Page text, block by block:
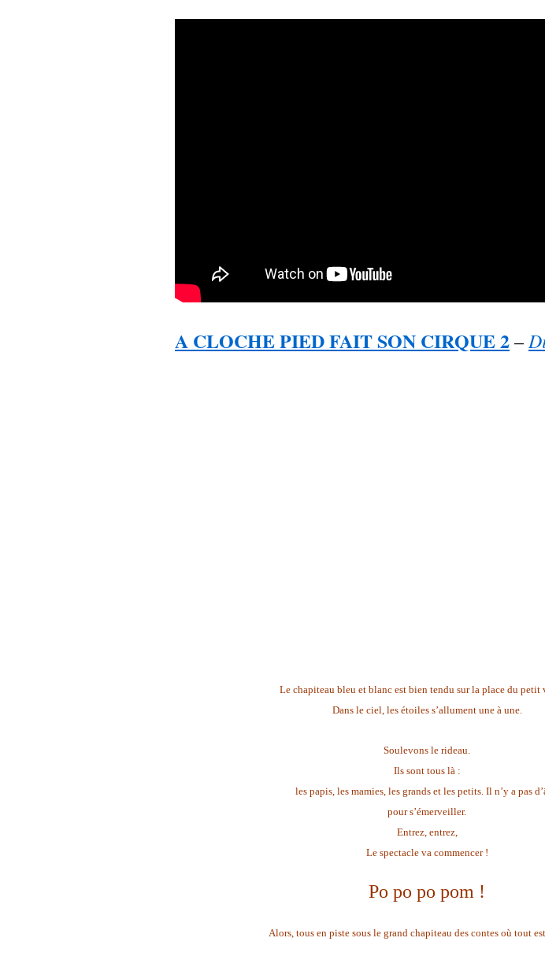
A CLOCHE PIED FAIT SON CIRQUE 2–
Le chapiteau bleu et blanc est bien tendu sur la place du petit
Dans le ciel, les étoiles s’allument une à une.
Soulevons le rideau.
Ils sont tous là :
les papis, les mamies, les grands et les petits. Il n’y a pas
pour s’émerveiller.
Entrez, entrez,
Le spectacle va commencer !
Po po po pom !
Alors, tous en piste sous le grand chapiteau des contes où tout